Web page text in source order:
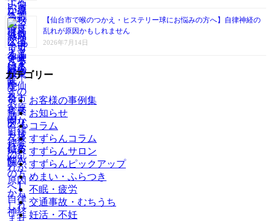
【仙台市で喉のつかえ・ヒステリー球にお悩みの方へ】自律神経の
乱れが原因かもしれません
2026年7月14日
カテゴリー
お客様の事例集
お知らせ
コラム
すずらんコラム
すずらんサロン
すずらんピックアップ
めまい・ふらつき
不眠・疲労
交通事故・むちうち
妊活・不妊